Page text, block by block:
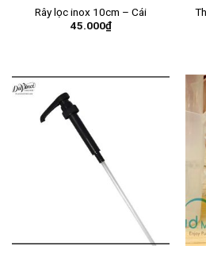
Rây lọc inox 10cm – Cái
45.000₫